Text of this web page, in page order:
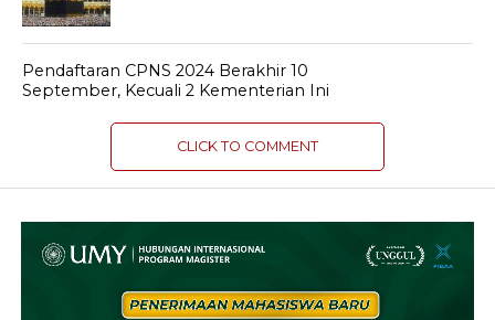
Pendaftaran CPNS 2024 Berakhir 10
September, Kecuali 2 Kementerian Ini
CLICK TO COMMENT